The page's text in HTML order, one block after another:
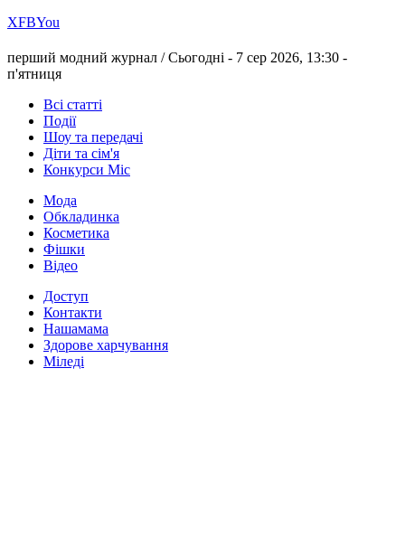
ХFBYou
перший модний журнал /Сьогодні - 7 сер 2026, 13:30 -
п'ятниця
Всі статті
Події
Шоу та передачі
Діти та сім'я
Конкурси Міс
Мода
Обкладинка
Косметика
Фішки
Відео
Доступ
Контакти
Нашамама
Здорове харчування
Міледі